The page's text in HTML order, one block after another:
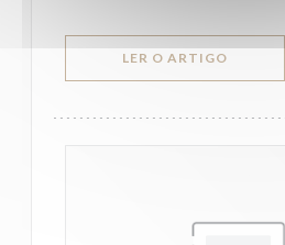
LER O ARTIGO((ABRE